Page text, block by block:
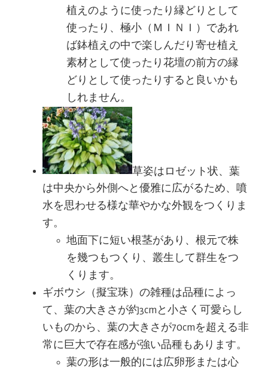
植えのように使ったり縁どりとして
使ったり、極小（ＭＩＮＩ）であれ
ば鉢植えの中で楽しんだり寄せ植え
素材として使ったり花壇の前方の縁
どりとして使ったりすると良いかも
しれません。
草姿はロゼット状、葉
は中央から外側へと優雅に広がるため、噴
水を思わせる様な華やかな外観をつくりま
す。
地面下に短い根茎があり、根元で株
を幾つもつくり、叢生して群生をつ
くります。
ギボウシ（擬宝珠）の雑種は品種によっ
て、葉の大きさが約3cmと小さく可愛らし
いものから、葉の大きさが70cmを超える非
常に巨大で存在感が強い品種もあります。
葉の形は一般的には広卵形または心